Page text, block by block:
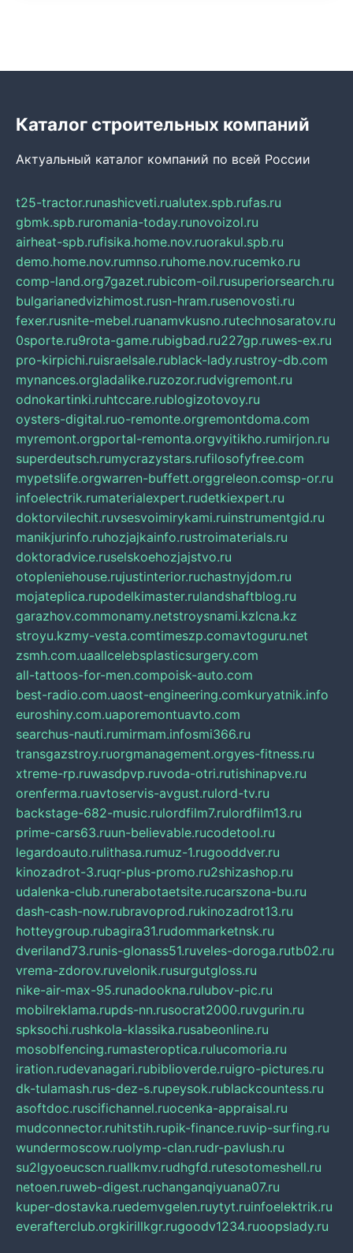
Каталог строительных компаний
Актуальный каталог компаний по всей России
t25-tractor.runashicveti.rualutex.spb.rufas.ru
gbmk.spb.ruromania-today.runovoizol.ru
airheat-spb.rufisika.home.nov.ruorakul.spb.ru
demo.home.nov.rumnso.ruhome.nov.rucemko.ru
comp-land.org7gazet.rubicom-oil.rusuperiorsearch.ru
bulgarianedvizhimost.rusn-hram.rusenovosti.ru
fexer.rusnite-mebel.ruanamvkusno.rutechnosaratov.ru
0sporte.ru9rota-game.rubigbad.ru227gp.ruwes-ex.ru
pro-kirpichi.ruisraelsale.rublack-lady.rustroy-db.com
mynances.orgladalike.ruzozor.rudvigremont.ru
odnokartinki.ruhtccare.rublogizotovoy.ru
oysters-digital.ruo-remonte.orgremontdoma.com
myremont.orgportal-remonta.orgvyitikho.rumirjon.ru
superdeutsch.rumycrazystars.rufilosofyfree.com
mypetslife.orgwarren-buffett.orggreleon.comsp-or.ru
infoelectrik.rumaterialexpert.rudetkiexpert.ru
doktorvilechit.ruvsesvoimirykami.ruinstrumentgid.ru
manikjurinfo.ruhozjajkainfo.rustroimaterials.ru
doktoradvice.ruselskoehozjajstvo.ru
otopleniehouse.rujustinterior.ruchastnyjdom.ru
mojateplica.rupodelkimaster.rulandshaftblog.ru
garazhov.commonamy.netstroysnami.kzlcna.kz
stroyu.kzmy-vesta.comtimeszp.comavtoguru.net
zsmh.com.uaallcelebsplasticsurgery.com
all-tattoos-for-men.compoisk-auto.com
best-radio.com.uaost-engineering.comkuryatnik.info
euroshiny.com.uaporemontuavto.com
searchus-nauti.rumirmam.infosmi366.ru
transgazstroy.ruorgmanagement.orgyes-fitness.ru
xtreme-rp.ruwasdpvp.ruvoda-otri.rutishinapve.ru
orenferma.ruavtoservis-avgust.rulord-tv.ru
backstage-682-music.rulordfilm7.rulordfilm13.ru
prime-cars63.ruun-believable.rucodetool.ru
legardoauto.rulithasa.rumuz-1.rugooddver.ru
kinozadrot-3.ruqr-plus-promo.ru2shizashop.ru
udalenka-club.runerabotaetsite.rucarszona-bu.ru
dash-cash-now.rubravoprod.rukinozadrot13.ru
hotteygroup.rubagira31.rudommarketnsk.ru
dveriland73.runis-glonass51.ruveles-doroga.rutb02.ru
vrema-zdorov.ruvelonik.rusurgutgloss.ru
nike-air-max-95.runadookna.rulubov-pic.ru
mobilreklama.rupds-nn.rusocrat2000.ruvgurin.ru
spksochi.rushkola-klassika.rusabeonline.ru
mosoblfencing.rumasteroptica.rulucomoria.ru
iration.rudevanagari.rubiblioverde.ruigro-pictures.ru
dk-tulamash.rus-dez-s.rupeysok.rublackcountess.ru
asoftdoc.ruscifichannel.ruocenka-appraisal.ru
mudconnector.ruhitstih.rupik-finance.ruvip-surfing.ru
wundermoscow.ruolymp-clan.rudr-pavlush.ru
su2lgyoeucscn.ruallkmv.rudhgfd.rutesotomeshell.ru
netoen.ruweb-digest.ruchanganqiyuana07.ru
kuper-dostavka.ruedemvgelen.ruytyt.ruinfoelektrik.ru
everafterclub.orgkirillkgr.rugoodv1234.ruoopslady.ru